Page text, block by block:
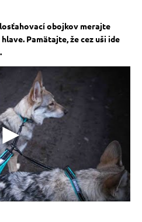
obojkov merajte
Pamätajte, že cez uši ide